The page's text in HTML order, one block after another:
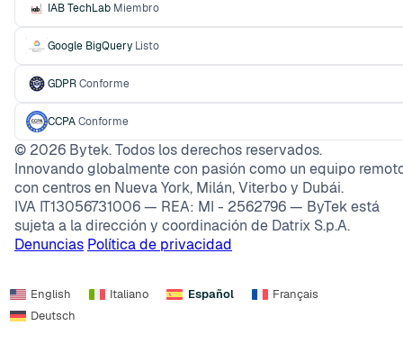
IAB TechLab Miembro
Google BigQuery Listo
GDPRConforme
CCPAConforme
© 2026 Bytek. Todos los derechos reservados.
Innovando globalmente con pasión como un equipo
con centros en Nueva York, Milán, Viterbo y Dubái.
IVA IT13056731006 — REA: MI - 2562796 — ByTek está
sujeta a la dirección y coordinación de Datrix S.p.A.
Denuncias Política de privacidad
English Italiano Español
Français
Deutsch